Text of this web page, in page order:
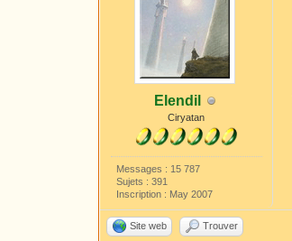
Elendil
Ciryatan
Messages : 15 787
Sujets : 391
Inscription : May 2007
Site web Trouver